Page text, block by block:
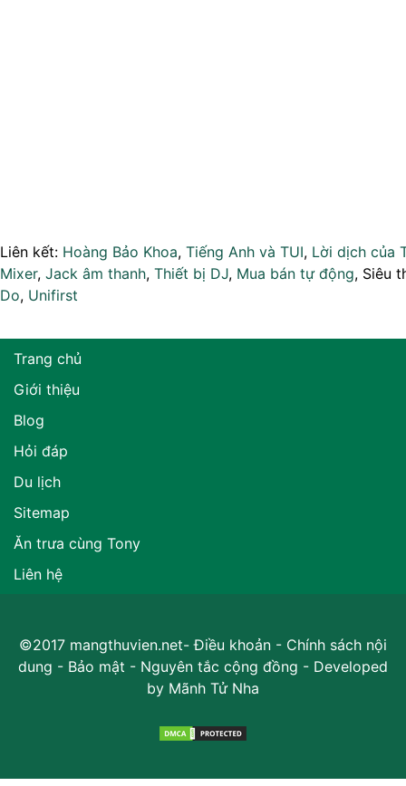
Liên kết: Hoàng Bảo Khoa, Tiếng Anh và TUI, Lời dịch của
Mixer, Jack âm thanh, Thiết bị DJ, Mua bán tự động, Siêu
Do, Unifirst
Trang chủ
Giới thiệu
Blog
Hỏi đáp
Du lịch
Sitemap
Ăn trưa cùng Tony
Liên hệ
©2017 mangthuvien.net-Điều khoản - Chính sách nội
dung - Bảo mật - Nguyên tắc cộng đồng - Developed
by Mãnh Tử Nha